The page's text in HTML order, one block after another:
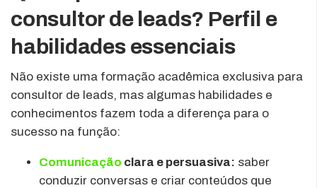
consultor de leads? Perfil e
habilidades essenciais
Não existe uma formação acadêmica exclusiva para
consultor de leads, mas algumas habilidades e
conhecimentos fazem toda a diferença para o
sucesso na função:
Comunicação clara e persuasiva: saber
conduzir conversas e criar conteúdos que